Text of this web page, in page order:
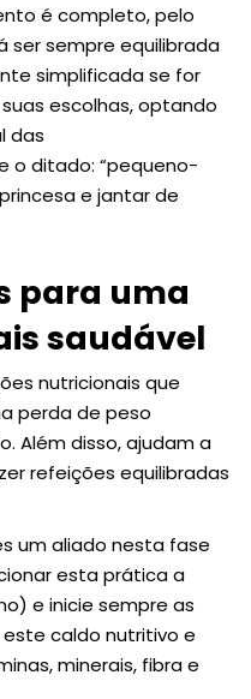
é completo, pelo
ser sempre equilibrada
simplificada se for
escolhas, optando
das
o ditado: “pequeno-
e jantar de
para uma
saudável
nutricionais que
perda de peso
Além disso, ajudam a
refeições equilibradas
um aliado nesta fase
esta prática a
e inicie sempre as
caldo nutritivo e
minerais, fibra e